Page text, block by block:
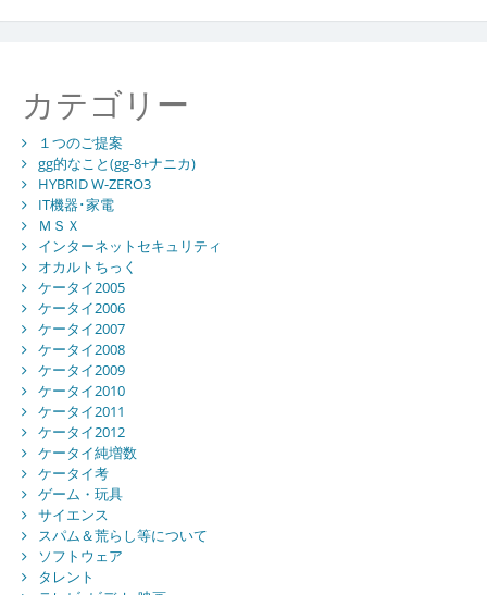
カテゴリー
１つのご提案
gg的なこと(gg-8+ナニカ)
HYBRID W-ZERO3
IT機器･家電
ＭＳＸ
インターネットセキュリティ
オカルトちっく
ケータイ2005
ケータイ2006
ケータイ2007
ケータイ2008
ケータイ2009
ケータイ2010
ケータイ2011
ケータイ2012
ケータイ純増数
ケータイ考
ゲーム・玩具
サイエンス
スパム＆荒らし等について
ソフトウェア
タレント